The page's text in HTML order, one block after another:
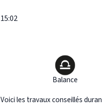
15:02
Balance
Voici les travaux conseillés